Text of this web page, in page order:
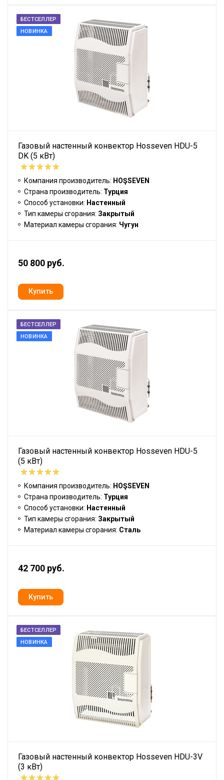
БЕСТСЕЛЛЕР
НОВИНКА
Газовый настенный конвектор Hosseven HDU-5
DK (5 кВт)
Компания производитель: HOŞSEVEN
Страна производитель: Турция
Способ установки: Настенный
Тип камеры сгорания: Закрытый
Материал камеры сгорания: Чугун
50 800 руб.
БЕСТСЕЛЛЕР
НОВИНКА
Газовый настенный конвектор Hosseven HDU-5
(5 кВт)
Компания производитель: HOŞSEVEN
Страна производитель: Турция
Способ установки: Настенный
Тип камеры сгорания: Закрытый
Материал камеры сгорания: Сталь
42 700 руб.
БЕСТСЕЛЛЕР
НОВИНКА
Газовый настенный конвектор Hosseven HDU-3V
(3 кВт)